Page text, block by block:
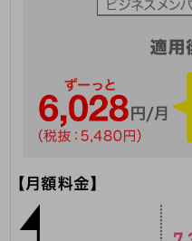
クラウド・データセンター
電話・映像コミュニケーション
セキュリティ
データ利活用